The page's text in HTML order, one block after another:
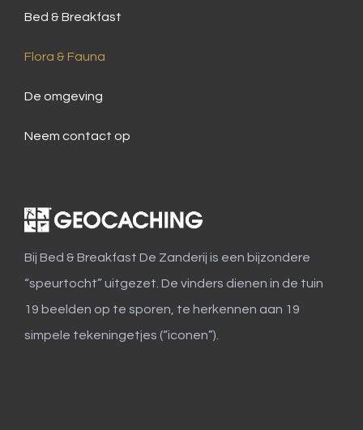
Bed & Breakfast
Flora & Fauna
De omgeving
Neem contact op
Bij Bed & Breakfast De Zanderij is een bijzondere
“speurtocht” uitgezet. De vinders dienen in de tuin
19 beelden op te sporen, te herkennen aan 19
simpele tekeningetjes (“iconen”).